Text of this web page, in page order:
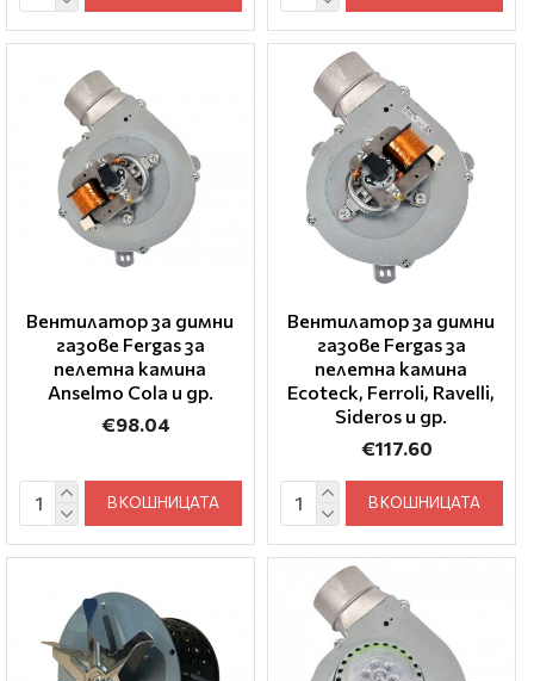
Вентилатор за димни
газове Fergas за
пелетна камина
Anselmo Cola и др.
€98.04
В КОШНИЦАТА
Вентилатор за димни
газове Fergas за
пелетна камина
Ecoteck, Ferroli, Ravelli,
Sideros и др.
€117.60
В КОШНИЦАТА